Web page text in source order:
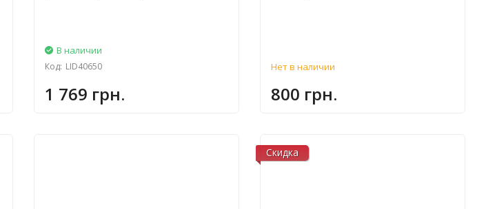
В наличии
Код: LID40650
1 769 грн.
Нет в наличии
800 грн.
Скидка